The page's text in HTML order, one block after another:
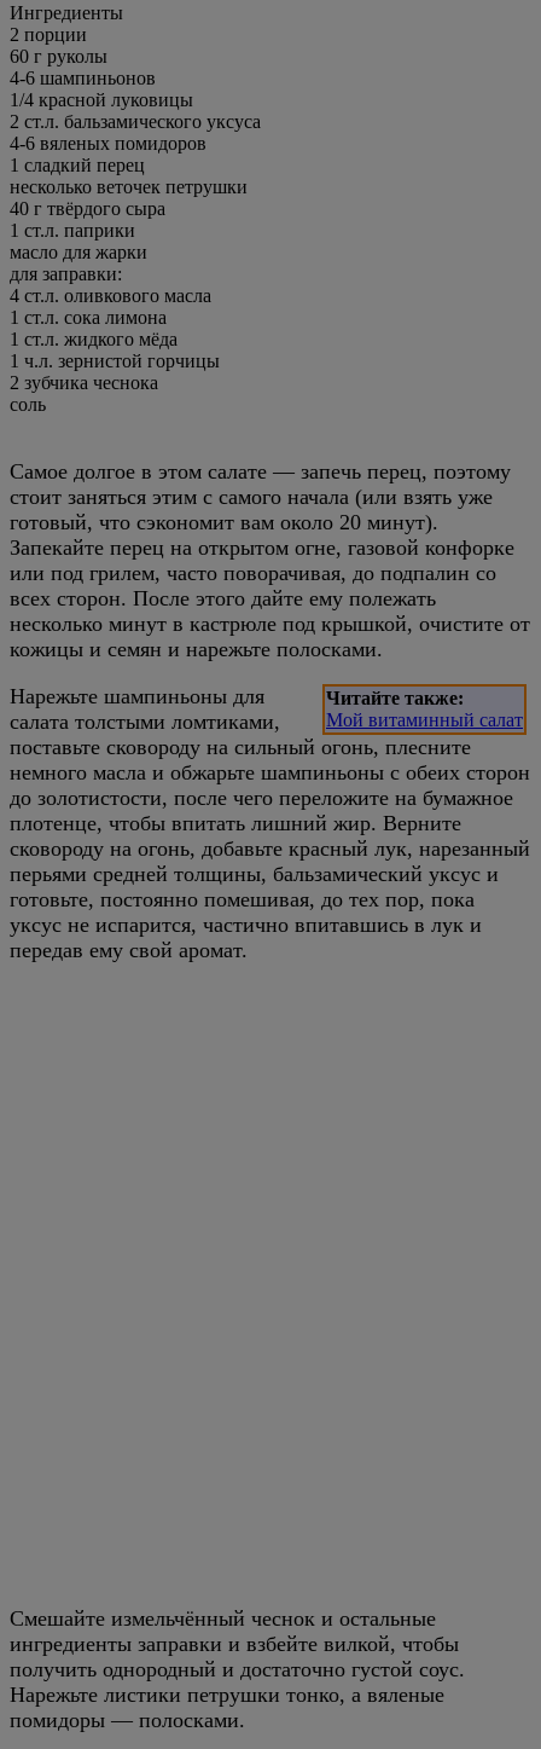
Ингредиенты
2 порции
60 г руколы
4-6 шампиньонов
1/4 красной луковицы
2 ст.л. бальзамического уксуса
4-6 вяленых помидоров
1 сладкий перец
несколько веточек петрушки
40 г твёрдого сыра
1 ст.л. паприки
масло для жарки
для заправки:
4 ст.л. оливкового масла
1 ст.л. сока лимона
1 ст.л. жидкого мёда
1 ч.л. зернистой горчицы
2 зубчика чеснока
соль
Самое долгое в этом салате — запечь перец, поэтому
стоит заняться этим с самого начала (или взять уже
готовый, что сэкономит вам около 20 минут).
Запекайте перец на открытом огне, газовой конфорке
или под грилем, часто поворачивая, до подпалин со
всех сторон. После этого дайте ему полежать
несколько минут в кастрюле под крышкой, очистите от
кожицы и семян и нарежьте полосками.
Читайте также:
Мой витаминный салат
Нарежьте шампиньоны для
салата толстыми ломтиками,
поставьте сковороду на сильный огонь, плесните
немного масла и обжарьте шампиньоны с обеих сторон
до золотистости, после чего переложите на бумажное
плотенце, чтобы впитать лишний жир. Верните
сковороду на огонь, добавьте красный лук, нарезанный
перьями средней толщины, бальзамический уксус и
готовьте, постоянно помешивая, до тех пор, пока
уксус не испарится, частично впитавшись в лук и
передав ему свой аромат.
Смешайте измельчённый чеснок и остальные
ингредиенты заправки и взбейте вилкой, чтобы
получить однородный и достаточно густой соус.
Нарежьте листики петрушки тонко, а вяленые
помидоры — полосками.